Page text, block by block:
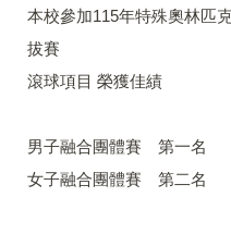
本校參加115年特殊奧林匹
拔賽
滾球項目 榮獲佳績
男子融合團體賽 第一名
女子融合團體賽 第二名